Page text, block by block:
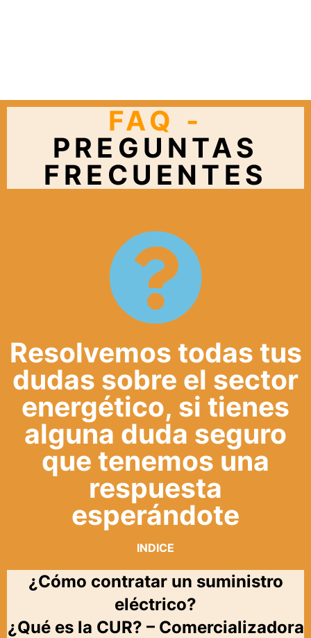
FAQ -
PREGUNTAS
FRECUENTES
Resolvemos todas tus
dudas sobre el sector
energético, si tienes
alguna duda seguro
que tenemos una
respuesta
esperándote
INDICE
¿Cómo contratar un suministro
eléctrico?
¿Qué es la CUR? – Comercializadora